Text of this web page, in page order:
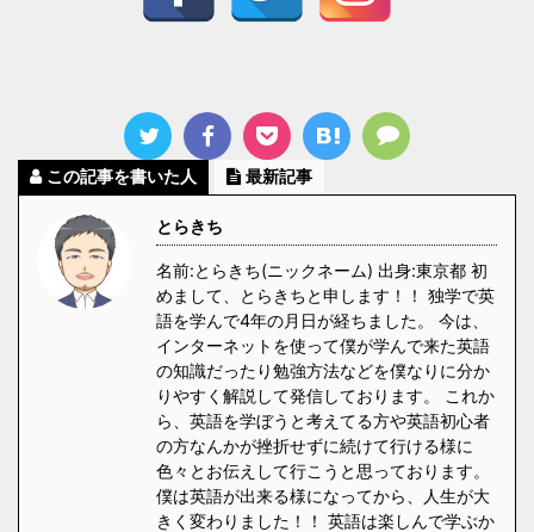
この記事を書いた人 最新記事
とらきち
名前:とらきち(ニックネーム) 出身:東京都 初
めまして、とらきちと申します！！ 独学で英
語を学んで4年の月日が経ちました。 今は、
インターネットを使って僕が学んで来た英語
の知識だったり勉強方法などを僕なりに分か
りやすく解説して発信しております。 これか
ら、英語を学ぼうと考えてる方や英語初心者
の方なんかが挫折せずに続けて行ける様に
色々とお伝えして行こうと思っております。
僕は英語が出来る様になってから、人生が大
きく変わりました！！ 英語は楽しんで学ぶか